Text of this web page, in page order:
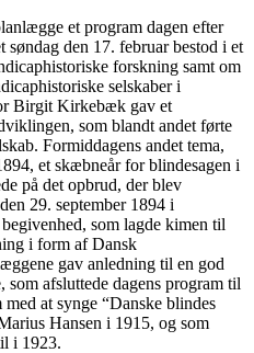
et program dagen efter
søndag den 17. februar bestod i et
forskning samt om
selskaber i
Birgit Kirkebæk gav et
som blandt andet førte
Formiddagens andet tema,
et skæbneår for blindesagen i
på det opbrud, der blev
29. september 1894 i
som lagde kimen til
i form af Dansk
gav anledning til en god
som afsluttede dagens program til
at synge “Danske blindes
Hansen i 1915, og som
i 1923.